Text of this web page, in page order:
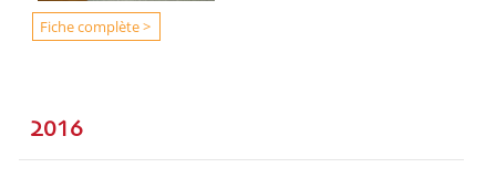
Fiche complète >
2016